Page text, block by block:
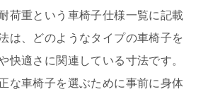
荷重という車椅子仕様一覧に記載
は、どのようなタイプの車椅子を
快適さに関連している寸法です。
な車椅子を選ぶために事前に身体